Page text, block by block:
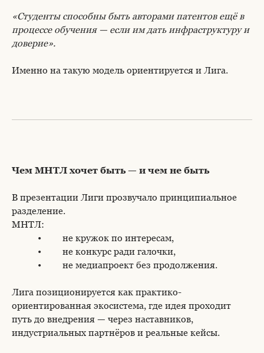
«Студенты способны быть авторами патентов ещё в
процессе обучения — если им дать инфраструктуру и
доверие».
Именно на такую модель ориентируется и Лига.
Чем МНТЛ хочет быть — и чем не быть
В презентации Лиги прозвучало принципиальное
разделение.
МНТЛ:
• не кружок по интересам,
• не конкурс ради галочки,
• не медиапроект без продолжения.
Лига позиционируется как практико-
ориентированная экосистема, где идея проходит
путь до внедрения — через наставников,
индустриальных партнёров и реальные кейсы.